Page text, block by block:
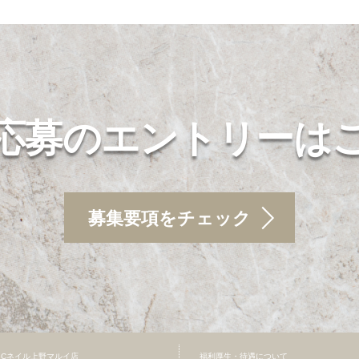
募のエントリーは
募集要項をチェック
ネイル上野マルイ店 福利厚生・待遇について